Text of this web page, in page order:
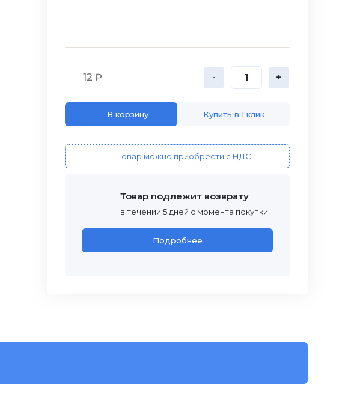
12 ₽ - +
В корзину Купить в 1 клик
Товар можно приобрести с НДС
Товар подлежит возврату
в течении 5 дней с момента покупки
Подробнее